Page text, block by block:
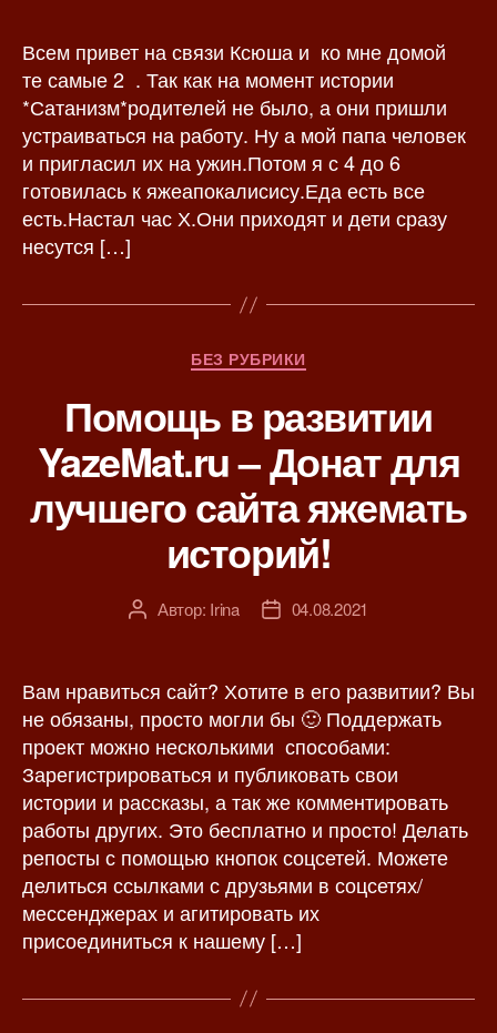
о
з
а
п
и
с
и
а
а
п
и
с
и
Всем привет на связи Ксюша и ко мне домой
те самые 2 . Так как на момент истории
*Сатанизм*родителей не было, а они пришли
устраиваться на работу. Ну а мой папа человек
и пригласил их на ужин.Потом я с 4 до 6
готовилась к яжеапокалисису.Еда есть все
есть.Настал час Х.Они приходят и дети сразу
несутся […]
Р
у
б
р
к
и
БЕЗ РУБРИКИ
Помощь в развитии
YazeMat.ru – Донат для
лучшего сайта яжемать
историй!
А
о
з
а
п
и
с
и
Автор: Irina
Д
а
з
а
п
и
с
и
04.08.2021
Вам нравиться сайт? Хотите в его развитии? Вы
не обязаны, просто могли бы 🙂 Поддержать
проект можно несколькими способами:
Зарегистрироваться и публиковать свои
истории и рассказы, а так же комментировать
работы других. Это бесплатно и просто! Делать
репосты с помощью кнопок соцсетей. Можете
делиться ссылками с друзьями в соцсетях/
мессенджерах и агитировать их
присоединиться к нашему […]